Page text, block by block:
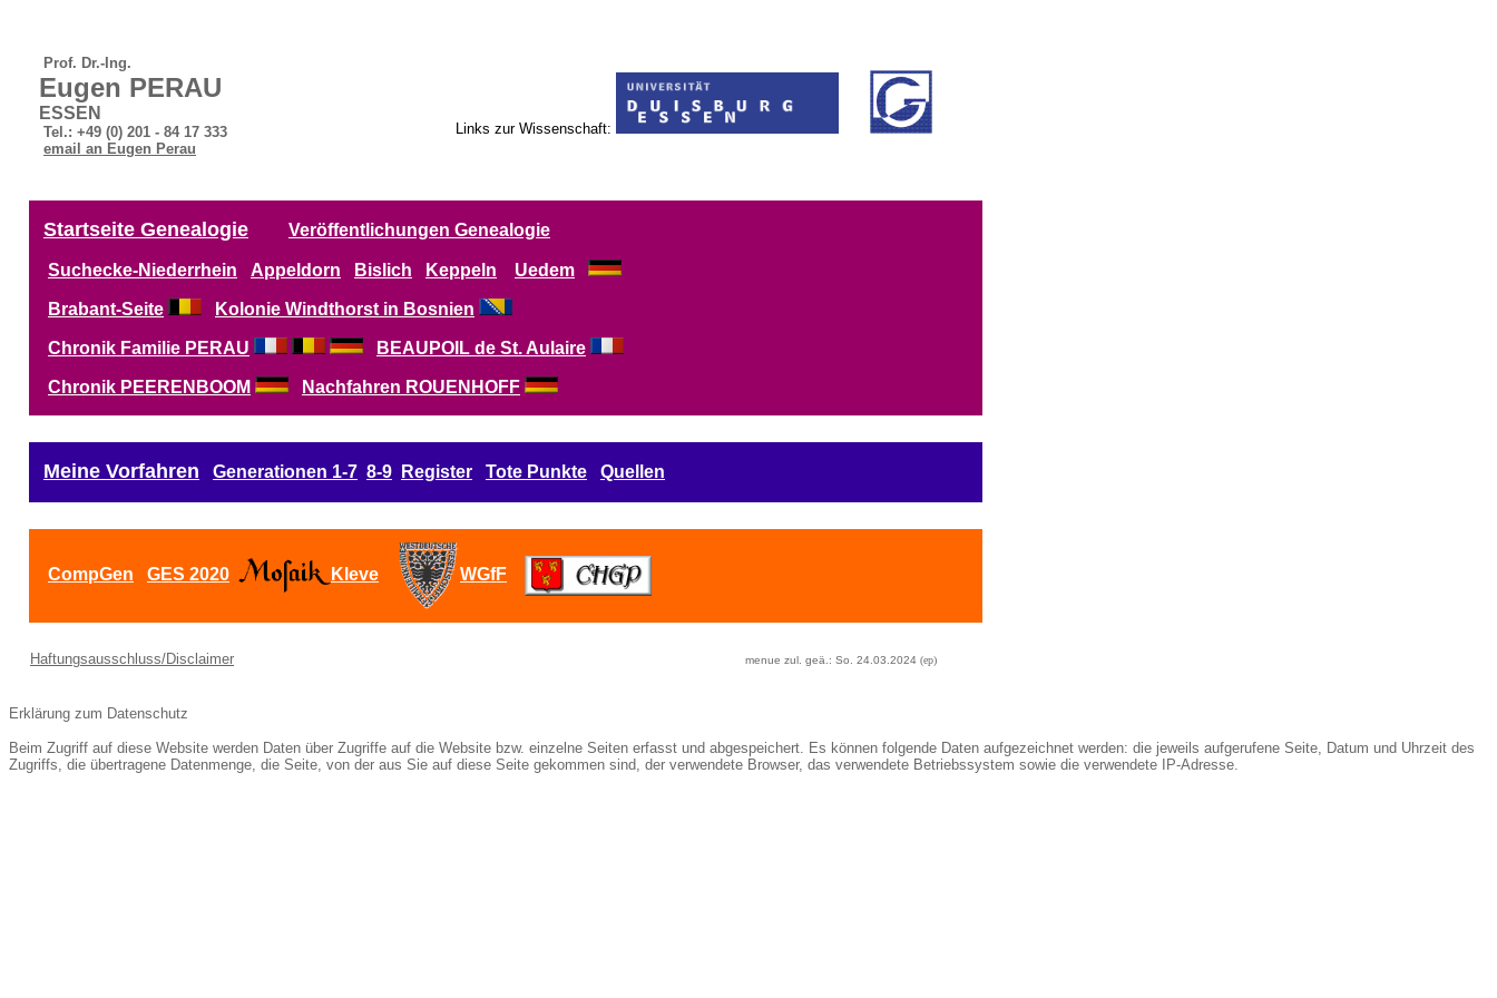
Prof. Dr.-Ing.
Eugen PERAU
ESSEN
Tel.: +49 (0) 201 - 84 17 333
email an Eugen Perau
Links zur Wissenschaft:
Startseite Genealogie Veröffentlichungen Genealogie
Suchecke-Niederrhein Appeldorn Bislich Keppeln Uedem
Brabant-Seite Kolonie Windthorst in Bosnien
Chronik Familie PERAU BEAUPOIL de St. Aulaire
Chronik PEERENBOOM Nachfahren ROUENHOFF
Meine Vorfahren Generationen 1-7 8-9 Register Tote Punkte Quellen
CompGen GES 2020 Kleve WGfF
Haftungsausschluss/Disclaimer menue zul. geä.: So. 24.03.2024 (ep)
Erklärung zum Datenschutz
Beim Zugriff auf diese Website werden Daten über Zugriffe auf die Website bzw. einzelne Seiten erfasst und abgespeichert. Es können folgende Daten aufgezeichnet werden: die jeweils aufgerufene Seite, Datum und Uhrzeit des
Zugriffs, die übertragene Datenmenge, die Seite, von der aus Sie auf diese Seite gekommen sind, der verwendete Browser, das verwendete Betriebssystem sowie die verwendete IP-Adresse.